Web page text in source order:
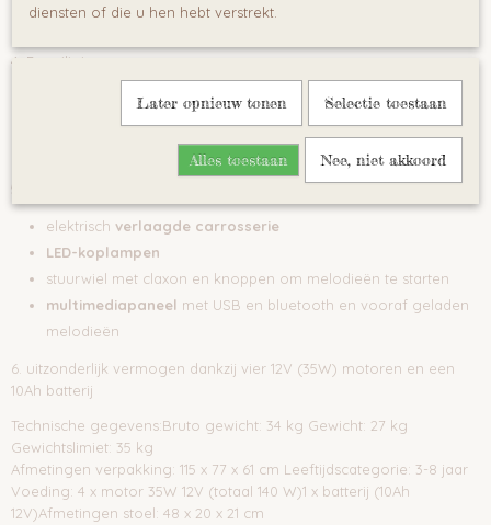
4. Beveiliging
Automatische rem
5. Plezier voor je kind – Tank biedt vele verrassingen:
elektrisch verlaagde carrosserie
LED-koplampen
stuurwiel met claxon en knoppen om melodieën te starten
multimediapaneel met USB en bluetooth en vooraf geladen
melodieën
6. uitzonderlijk vermogen dankzij vier 12V (35W) motoren en een
10Ah batterij
Technische gegevens:Bruto gewicht: 34 kg Gewicht: 27 kg
Gewichtslimiet: 35 kg
Afmetingen verpakking: 115 x 77 x 61 cm Leeftijdscategorie: 3-8 jaar
Voeding: 4 x motor 35W 12V (totaal 140 W)1 x batterij (10Ah
12V)Afmetingen stoel: 48 x 20 x 21 cm
diensten of die u hen hebt verstrekt.
Later opnieuw tonen Selectie toestaan
Alles toestaan Nee, niet akkoord